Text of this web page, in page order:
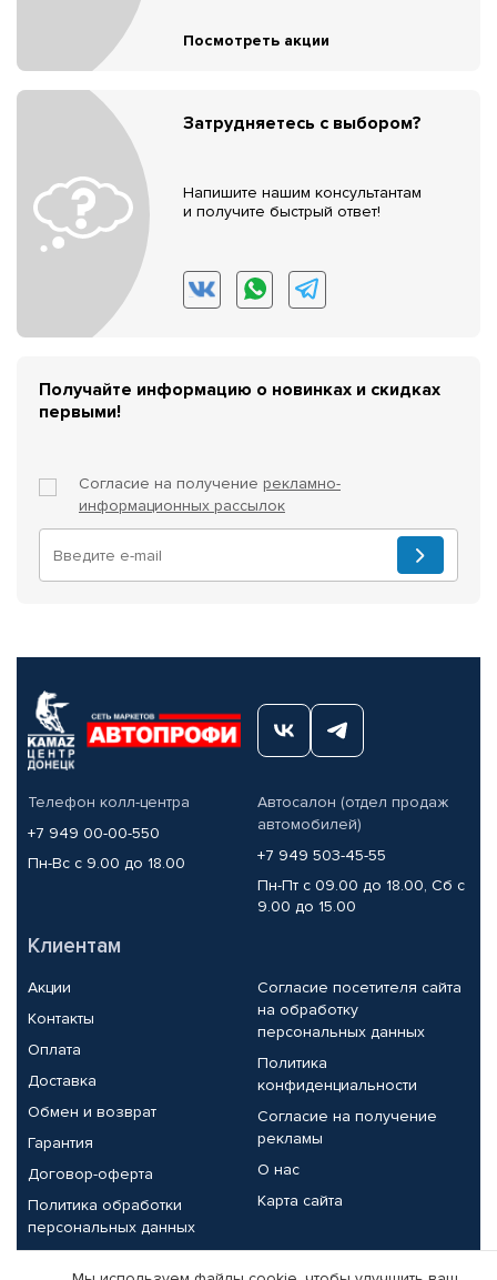
Посмотреть акции
Затрудняетесь с выбором?
Напишите нашим консультантам
и получите быстрый ответ!
Получайте информацию о новинках и скидках
первыми!
Согласие на получение рекламно-
информационных рассылок
Телефон колл-центра
+7 949 00-00-550
Пн-Вс с 9.00 до 18.00
Автосалон (отдел продаж
автомобилей)
+7 949 503-45-55
Пн-Пт с 09.00 до 18.00, Сб с
9.00 до 15.00
Клиентам
Акции
Контакты
Оплата
Доставка
Обмен и возврат
Гарантия
Договор-оферта
Политика обработки
персональных данных
Согласие посетителя сайта
на обработку
персональных данных
Политика
конфиденциальности
Согласие на получение
рекламы
О нас
Карта сайта